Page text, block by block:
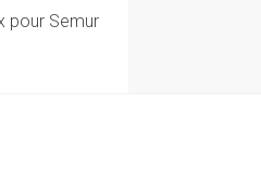
pour Semur